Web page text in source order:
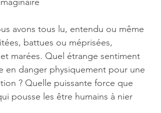
avons tous lu, entendu ou même
battues ou méprisées,
marées. Quel étrange sentiment
en danger physiquement pour une
? Quelle puissante force que
pousse les être humains à nier